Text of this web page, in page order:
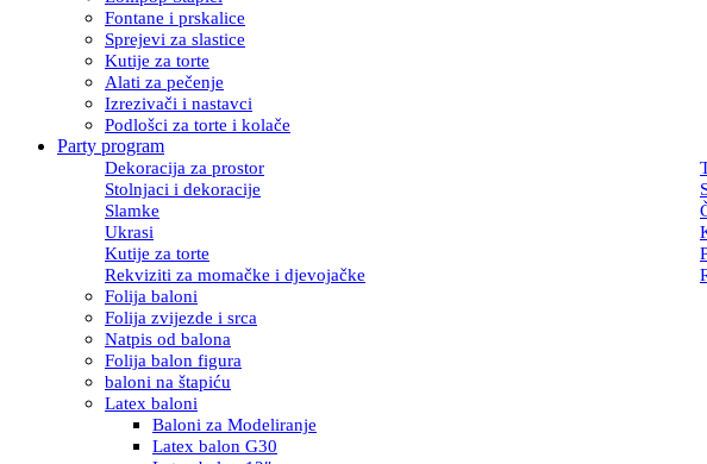
Fontane i prskalice
Sprejevi za slastice
Kutije za torte
Alati za pečenje
Izrezivači i nastavci
Podlošci za torte i kolače
Party program
Dekoracija za prostor
Stolnjaci i dekoracije
Slamke
Ukrasi
Kutije za torte
Rekviziti za momačke i djevojačke
Folija baloni
Folija zvijezde i srca
Natpis od balona
Folija balon figura
baloni na štapiću
Latex baloni
Baloni za Modeliranje
Latex balon G30